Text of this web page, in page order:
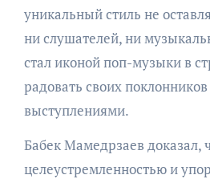
уникальный стиль не
ни слушателей, ни
стал иконой поп-музыки в
радовать своих
выступлениями.
Бабек Мамедрзаев доказал,
целеустремленностью и